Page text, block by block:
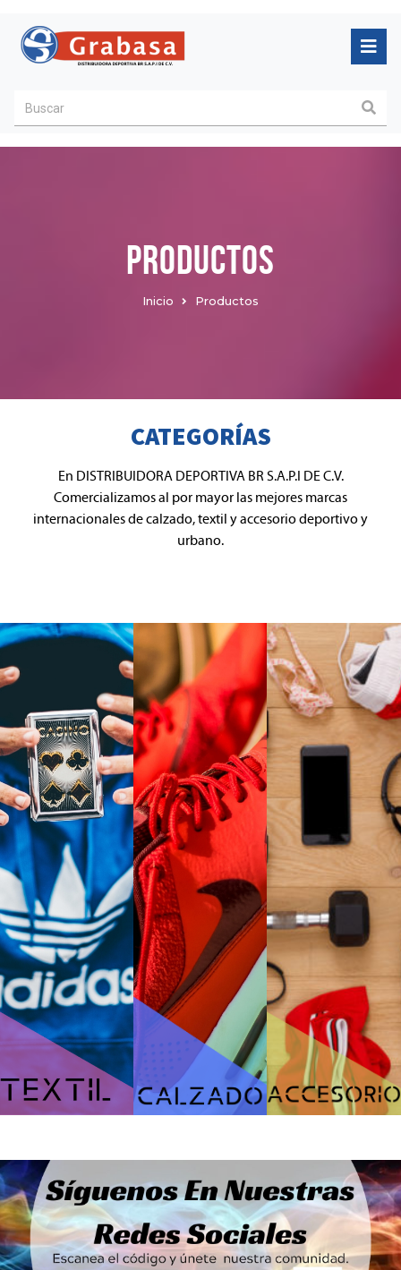
Productos
Inicio Productos
CATEGORÍAS
En DISTRIBUIDORA DEPORTIVA BR S.A.P.I DE C.V.
Comercializamos al por mayor las mejores marcas
internacionales de calzado, textil y accesorio deportivo y
urbano.